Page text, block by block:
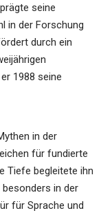
seine
in der Forschung
durch ein
1988 seine
in der
für fundierte
Tiefe begleitete ihn
in der
für Sprache und